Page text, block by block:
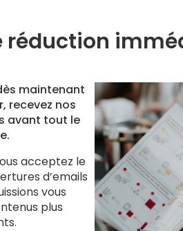
votre cours d'oenologie
réduction
maintenant
recevez nos
avant tout le
acceptez le
d’emails
vous
plus